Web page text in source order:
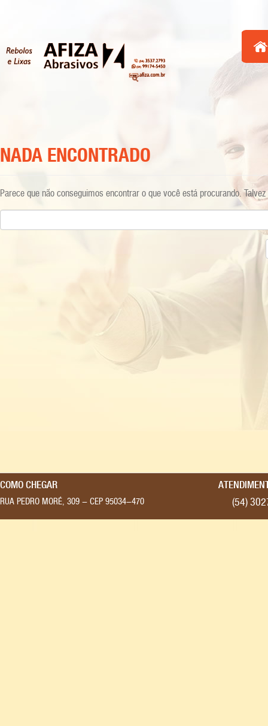
NADA ENCONTRADO
Parece que não conseguimos encontrar o que você está procurando.
COMO CHEGAR
RUA PEDRO MORÉ, 309 - CEP 95034-470 (54)